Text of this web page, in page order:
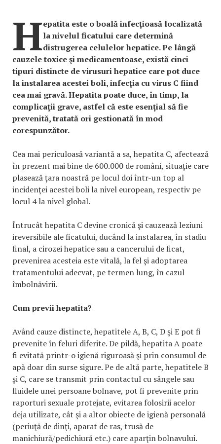
Hepatita este o boală infecţioasă localizată
la nivelul ficatului care determină
distrugerea celulelor hepatice. Pe lângă
cauzele toxice şi medicamentoase, există cinci
tipuri distincte de virusuri hepatice care pot duce
la instalarea acestei boli, infecţia cu virus C fiind
cea mai gravă. Hepatita poate duce, în timp, la
complicaţii grave, astfel că este esenţial să fie
prevenită, tratată ori gestionată în mod
corespunzător.
Cea mai periculoasă variantă a sa, hepatita C, afectează
în prezent mai bine de 600.000 de români, situaţie care
plasează ţara noastră pe locul doi într-un top al
incidenţei acestei boli la nivel european, respectiv pe
locul 4 la nivel global.
Întrucât hepatita C devine cronică şi cauzează leziuni
ireversibile ale ficatului, ducând la instalarea, în stadiu
final, a cirozei hepatice sau a cancerului de ficat,
prevenirea acesteia este vitală, la fel şi adoptarea
tratamentului adecvat, pe termen lung, în cazul
îmbolnăvirii.
Cum previi hepatita?
Având cauze distincte, hepatitele A, B, C, D şi E pot fi
prevenite în feluri diferite. De pildă, hepatita A poate
fi evitată printr-o igienă riguroasă şi prin consumul de
apă doar din surse sigure. Pe de altă parte, hepatitele B
şi C, care se transmit prin contactul cu sângele sau
fluidele unei persoane bolnave, pot fi prevenite prin
raporturi sexuale protejate, evitarea folosirii acelor
deja utilizate, cât şi a altor obiecte de igienă personală
(periuţă de dinţi, aparat de ras, trusă de
manichiură/pedichiură etc.) care aparţin bolnavului.